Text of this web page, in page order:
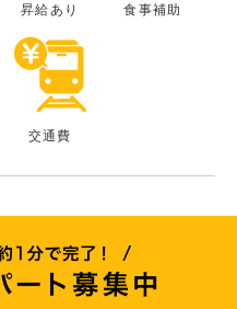
昇給あり 食事補助
交通費